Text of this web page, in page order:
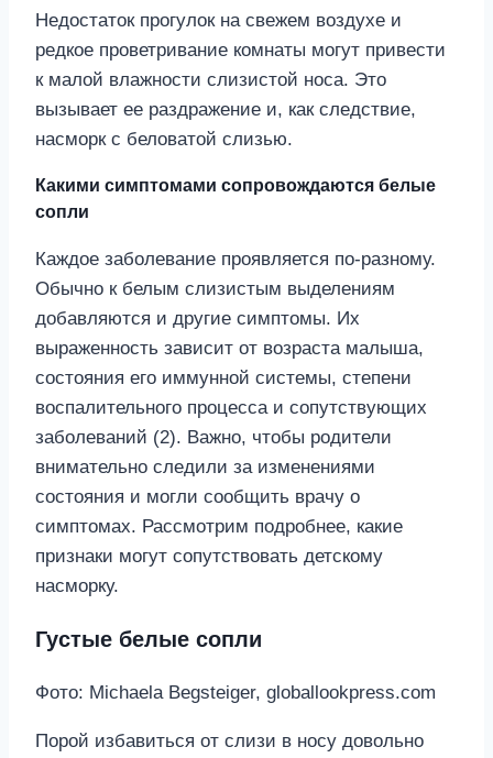
Недостаток прогулок на свежем воздухе и
редкое проветривание комнаты могут привести
к малой влажности слизистой носа. Это
вызывает ее раздражение и, как следствие,
насморк с беловатой слизью.
Какими симптомами сопровождаются белые
сопли
Каждое заболевание проявляется по-разному.
Обычно к белым слизистым выделениям
добавляются и другие симптомы. Их
выраженность зависит от возраста малыша,
состояния его иммунной системы, степени
воспалительного процесса и сопутствующих
заболеваний (2). Важно, чтобы родители
внимательно следили за изменениями
состояния и могли сообщить врачу о
симптомах. Рассмотрим подробнее, какие
признаки могут сопутствовать детскому
насморку.
Густые белые сопли
Фото: Michaela Begsteiger, globallookpress.com
Порой избавиться от слизи в носу довольно